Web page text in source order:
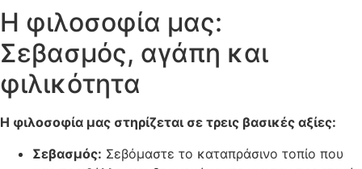
Η φιλοσοφία μας:
Σεβασμός, αγάπη και
φιλικότητα
Η φιλοσοφία μας στηρίζεται σε τρεις βασικές αξίες:
Σεβασμός: Σεβόμαστε το καταπράσινο τοπίο που